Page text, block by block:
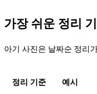
가장 쉬운 정리
아기 사진은 날짜순 정리
정리 기준 예시